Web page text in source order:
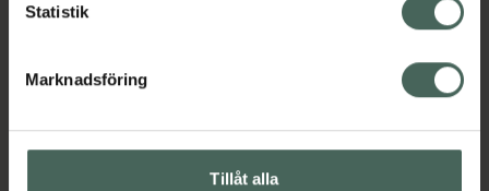
Statistik
Marknadsföring
Tillåt alla
Upptäck flera produkter inom
Hudvård
Nattkräm